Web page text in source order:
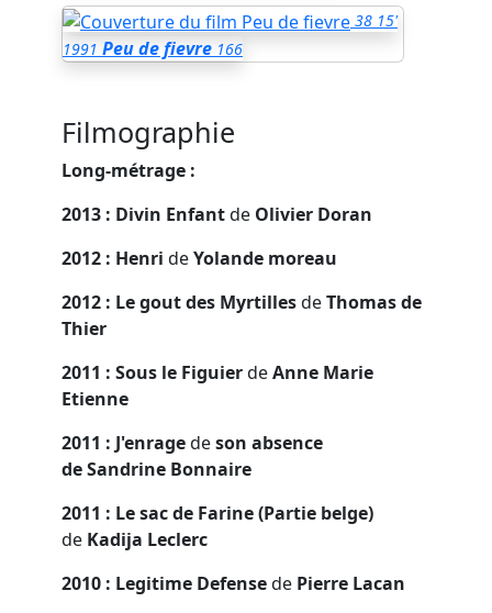
38 15'
1991 Peu de fievre 166
Filmographie
Long-métrage :
2013 : Divin Enfantde Olivier Doran
2012 : Henri deYolande moreau
2012 : Le gout des MyrtillesdeThomas de
Thier
2011 : Sous le FiguierdeAnne Marie
Etienne
2011 : J'enragedeson absence
de Sandrine Bonnaire
2011 : Le sac de Farine (Partie belge)
de Kadija Leclerc
2010 : Legitime Defensede Pierre Lacan